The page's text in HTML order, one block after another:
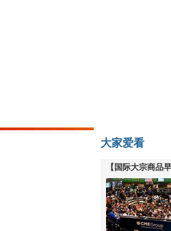
大家爱看
【国际大宗商品
下跌